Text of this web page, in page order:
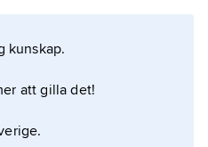
artikeln
kunskap.
att gilla det!